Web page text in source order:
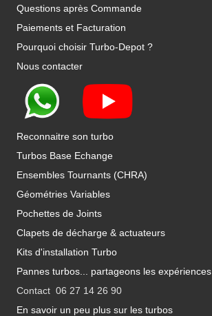
Questions après Commande
Paiements et Facturation
Pourquoi choisir Turbo-Depot ?
Nous contacter
Reconnaitre son turbo
Turbos Base Echange
Ensembles Tournants (CHRA)
Géométries Variables
Pochettes de Joints
Clapets de décharge & actuateurs
Kits d'installation Turbo
Pannes turbos... partageons les expériences
Contact 06 27 14 26 90
En savoir un peu plus sur les turbos